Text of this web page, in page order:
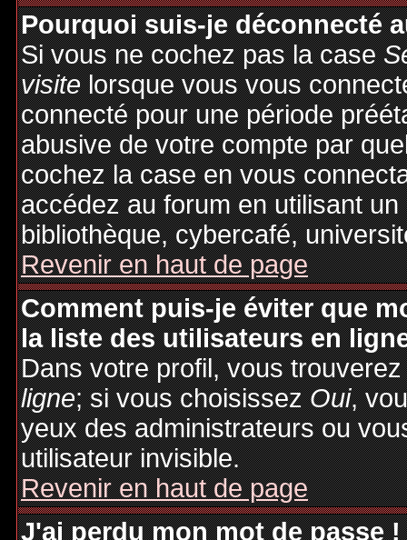
Pourquoi suis-je déconnecté
Si vous ne cochez pas la case
visitelorsque vous vous
connecté pour une période
abusive de votre compte par
cochez la case en vous
accédez au forum en utilisant
bibliothèque, cybercafé,
Revenir en haut de page
Comment puis-je éviter que
la liste des utilisateurs en
Dans votre profil, vous
ligne; si vous choisissezOui,
yeux des administrateurs ou
utilisateur invisible.
Revenir en haut de page
J'ai perdu mon mot de passe !